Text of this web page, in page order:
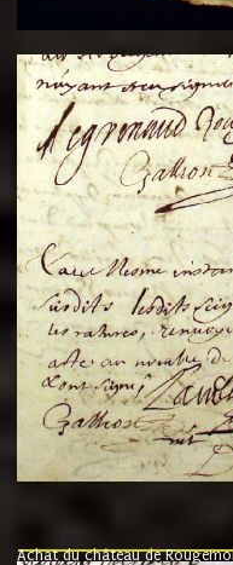
Achat du château de